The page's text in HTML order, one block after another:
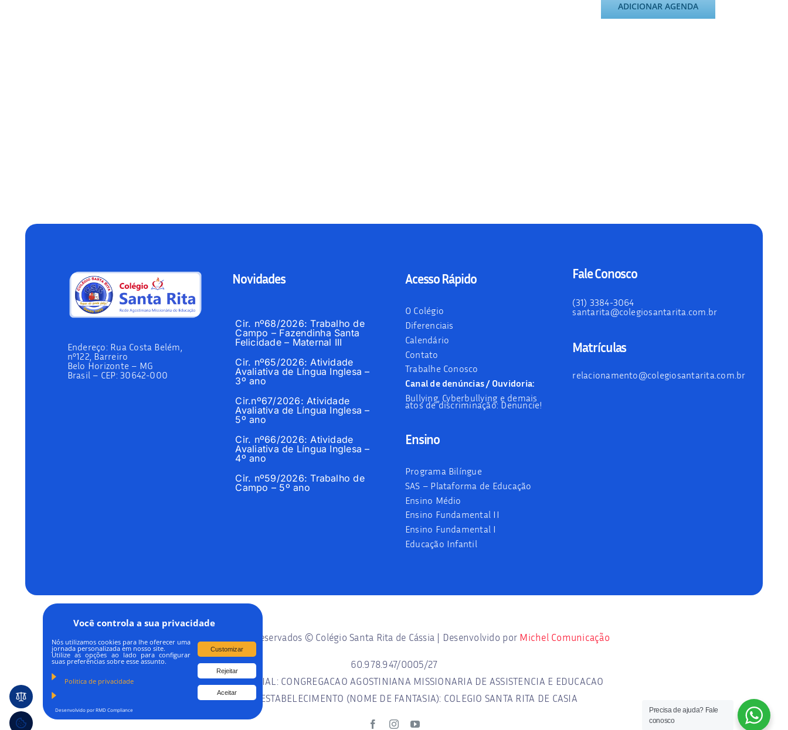
ADICIONAR AGENDA
Endereço: Rua Costa Belém,
nº122, Barreiro
Belo Horizonte – MG
Brasil – CEP: 30642-000
Novidades
Cir. nº68/2026: Trabalho de
Campo – Fazendinha Santa
Felicidade – Maternal III
Cir. nº65/2026: Atividade
Avaliativa de Língua Inglesa –
3º ano
Cir.nº67/2026: Atividade
Avaliativa de Língua Inglesa –
5º ano
Cir. nº66/2026: Atividade
Avaliativa de Língua Inglesa –
4º ano
Cir. nº59/2026: Trabalho de
Campo – 5º ano
Acesso Rápido
O Colégio
Diferenciais
Calendário
Contato
Trabalhe Conosco
Canal de denúncias / Ouvidoria:
Bullying, Cyberbullying e demais
atos de discriminação: Denuncie!
Ensino
Programa Bilíngue
SAS – Plataforma de Educação
Ensino Médio
Ensino Fundamental II
Ensino Fundamental I
Educação Infantil
Fale Conosco
(31) 3384-3064
santarita@colegiosantarita.com.br
Matrículas
relacionamento@colegiosantarita.com.br
Todos os Direitos Reservados © Colégio Santa Rita de Cássia | Desenvolvido por Michel Comunicação
60.978.947/0005/27
NOME EMPRESARIAL: CONGREGACAO AGOSTINIANA MISSIONARIA DE ASSISTENCIA E EDUCACAO
TÍTULO DO ESTABELECIMENTO (NOME DE FANTASIA): COLEGIO SANTA RITA DE CASIA
Precisa de ajuda? Fale
conosco
Você controla a sua privacidade
Nós utilizamos cookies para lhe oferecer uma
jornada personalizada em nosso site.
Utilize as opções ao lado para configurar
suas preferências sobre esse assunto.
Politica de privacidade
Customizar
Rejeitar
Aceitar
Desenvolvido por RMD Compliance